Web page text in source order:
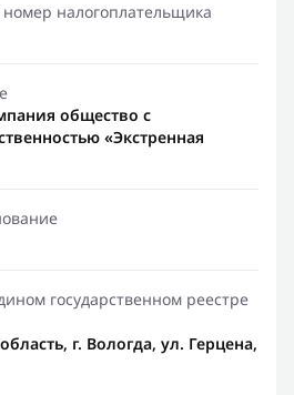
налогоплательщика
общество с
«Экстренная
государственном реестре
г. Вологда, ул. Герцена,